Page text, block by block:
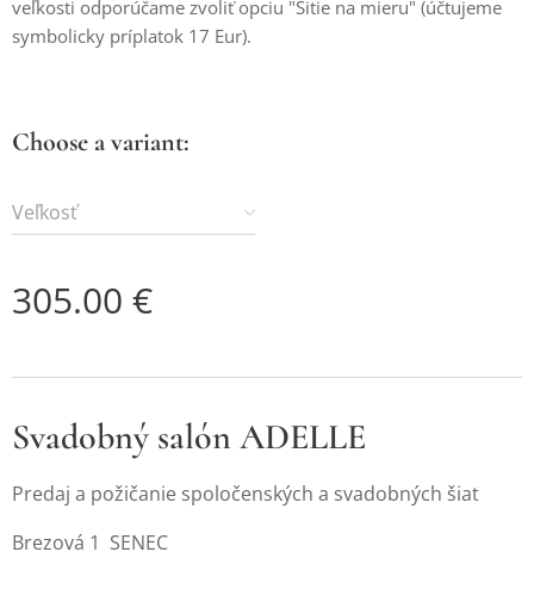
veľkosti odporúčame zvoliť opciu "Šitie na mieru" (účtujeme
symbolicky príplatok 17 Eur).
Choose a variant:
Veľkosť
305.00 €
Svadobný salón ADELLE
Predaj a požičanie spoločenských a svadobných šiat
Brezová 1 SENEC